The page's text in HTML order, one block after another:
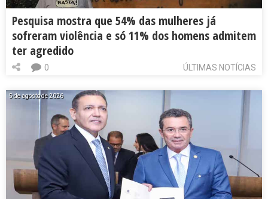
Pesquisa mostra que 54% das mulheres já
sofreram violência e só 11% dos homens admitem
ter agredido
ÚLTIMAS NOTÍCIAS
0
5 de agosto de 2026